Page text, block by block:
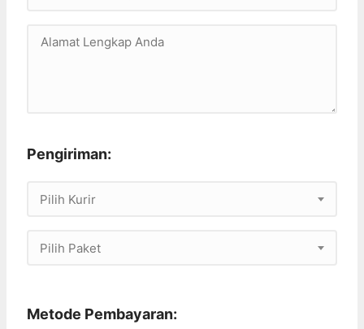
Pengiriman:
Pilih Kurir
Pilih Paket
Metode Pembayaran: